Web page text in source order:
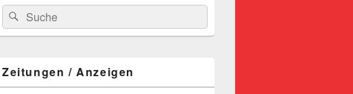
Suchen
nach:
Suchen
Zeitungen / Anzeigen